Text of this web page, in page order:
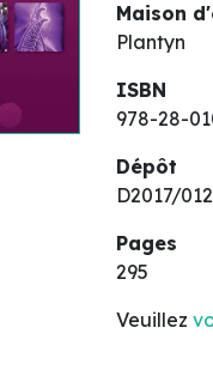
Maison
Plantyn
ISBN
978-28-
Dépôt
D2017/
Pages
295
Veuillez